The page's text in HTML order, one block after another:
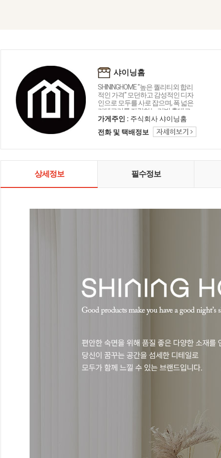
샤이닝홈
SHININGHOME "높은 퀄리티외 합리
적인 가격" 모던하고 감성적인 디자
인으로 모두를 사로 잡으며, 폭 넓은
카테고리를 자랑하는 리빙 홈데코
인테리어 샤이닝홈입니다.
가게주인 : 주식회사 샤이닝홈
전화 및 택배정보
상세정보 필수정보